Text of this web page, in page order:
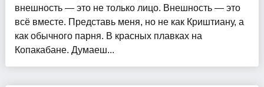
внешность — это не только лицо. Внешность — это
всё вместе. Представь меня, но не как Криштиану, а
как обычного парня. В красных плавках на
Копакабане. Думаеш...